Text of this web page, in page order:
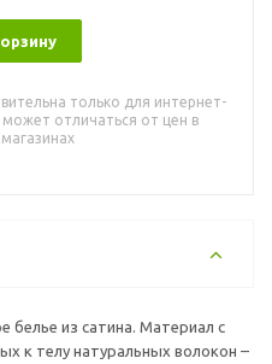
только для интернет-
может отличаться от цен в
белье из сатина. Материал с
к телу натуральных волокон –